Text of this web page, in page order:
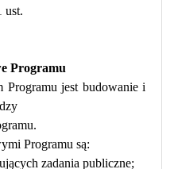
ust.
Programu
Programu jest budowanie i
Programu są:
zadania publiczne;